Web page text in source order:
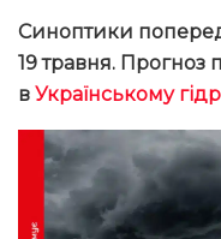
Синоптики
19 травня. Прогноз
в Українському